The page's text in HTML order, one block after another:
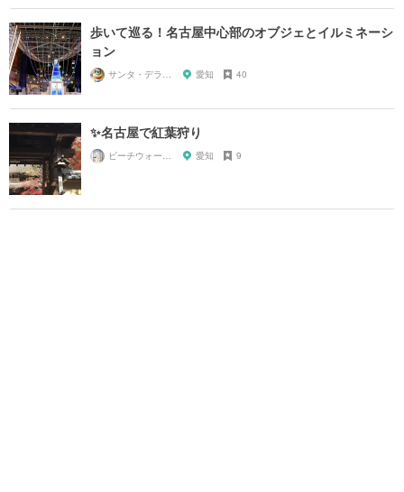
歩いて巡る！名古屋中心部のオブジェとイルミネーシ
ョン
愛知 40
✨名古屋で紅葉狩り
愛知 9